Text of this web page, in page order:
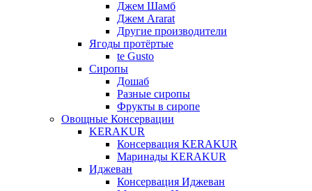
Джем Шамб
Джем Ararat
Другие производители
Ягоды протёртые
te Gusto
Сиропы
Дошаб
Разные сиропы
Фрукты в сиропе
Овощные Консервации
KERAKUR
Консервация KERAKUR
Маринады KERAKUR
Иджеван
Консервация Иджеван